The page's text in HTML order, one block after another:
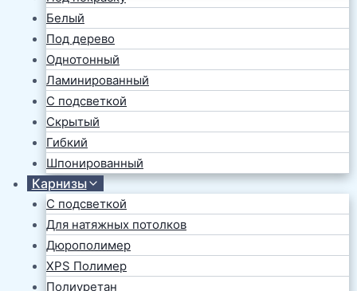
Белый
Под дерево
Однотонный
Ламинированный
С подсветкой
Скрытый
Гибкий
Шпонированный
Карнизы
С подсветкой
Для натяжных потолков
Дюрополимер
XPS Полимер
Полиуретан